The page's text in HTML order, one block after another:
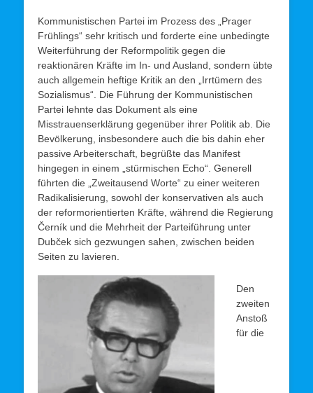
Kommunistischen Partei im Prozess des „Prager
Frühlings“ sehr kritisch und forderte eine unbedingte
Weiterführung der Reformpolitik gegen die
reaktionären Kräfte im In- und Ausland, sondern übte
auch allgemein heftige Kritik an den „Irrtümern des
Sozialismus“. Die Führung der Kommunistischen
Partei lehnte das Dokument als eine
Misstrauenserklärung gegenüber ihrer Politik ab. Die
Bevölkerung, insbesondere auch die bis dahin eher
passive Arbeiterschaft, begrüßte das Manifest
hingegen in einem „stürmischen Echo“. Generell
führten die „Zweitausend Worte“ zu einer weiteren
Radikalisierung, sowohl der konservativen als auch
der reformorientierten Kräfte, während die Regierung
Černík und die Mehrheit der Parteiführung unter
Dubček sich gezwungen sahen, zwischen beiden
Seiten zu lavieren.
Den
zweiten
Anstoß
für die